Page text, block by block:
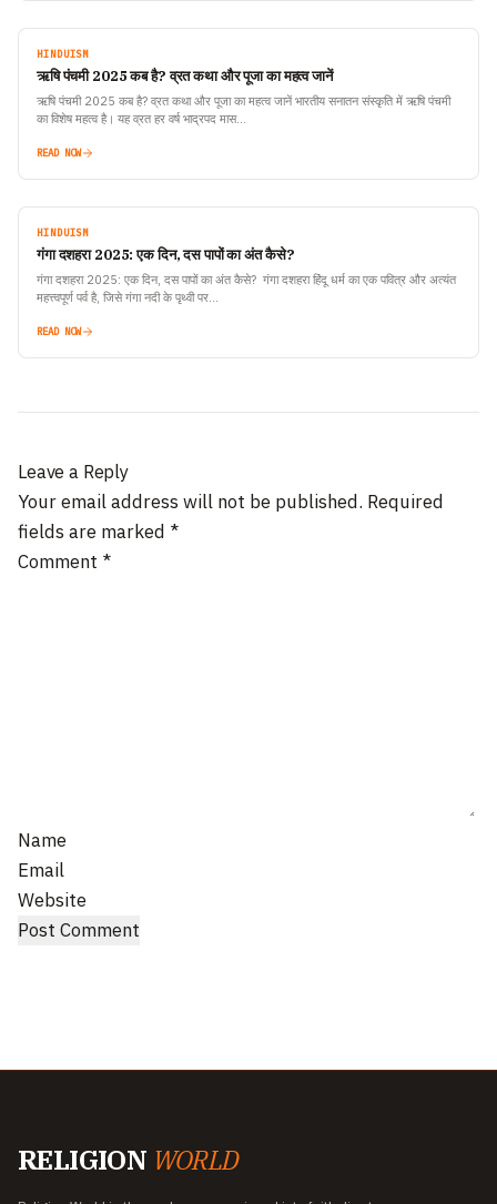
HINDUISM
ऋषि पंचमी 2025 कब है? व्रत कथा और पूजा का महत्व जानें
ऋषि पंचमी 2025 कब है? व्रत कथा और पूजा का महत्व जानें भारतीय सनातन संस्कृति में ऋषि पंचमी
का विशेष महत्व है। यह व्रत हर वर्ष भाद्रपद मास…
READ NOW
HINDUISM
गंगा दशहरा 2025: एक दिन, दस पापों का अंत कैसे?
गंगा दशहरा 2025: एक दिन, दस पापों का अंत कैसे? गंगा दशहरा हिंदू धर्म का एक पवित्र और अत्यंत
महत्त्वपूर्ण पर्व है, जिसे गंगा नदी के पृथ्वी पर…
READ NOW
Leave a Reply
Your email address will not be published. Required
fields are marked *
Comment *
Name
Email
Website
RELIGION WORLD